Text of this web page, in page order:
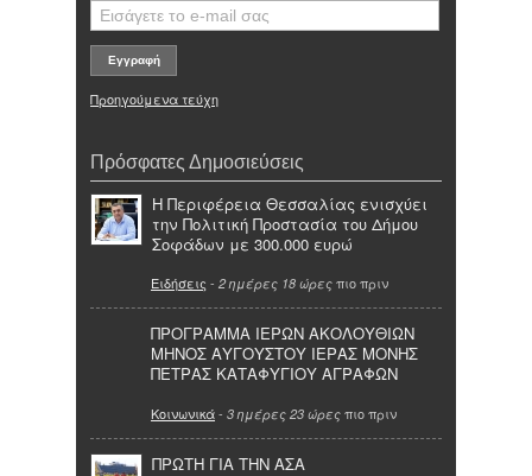
Προηγούμενα τεύχη
Πρόσφατες Δημοσιεύσεις
Η Περιφέρεια Θεσσαλίας ενισχύει
την Πολιτική Προστασία του Δήμου
Σοφάδων με 300.000 ευρώ
Ειδήσεις - 2 ημέρες 18 ώρες πιο πριν
ΠΡΟΓΡΑΜΜΑ ΙΕΡΩΝ ΑΚΟΛΟΥΘΙΩΝ
ΜΗΝΟΣ ΑΥΓΟΥΣΤΟΥ ΙΕΡΑΣ ΜΟΝΗΣ
ΠΕΤΡΑΣ ΚΑΤΑΦΥΓΙΟΥ ΑΓΡΑΦΩΝ
Κοινωνικά- 3 ημέρες 23 ώρες πιο πριν
ΠΡΩΤΗ ΓΙΑ ΤΗΝ ΑΣΑ